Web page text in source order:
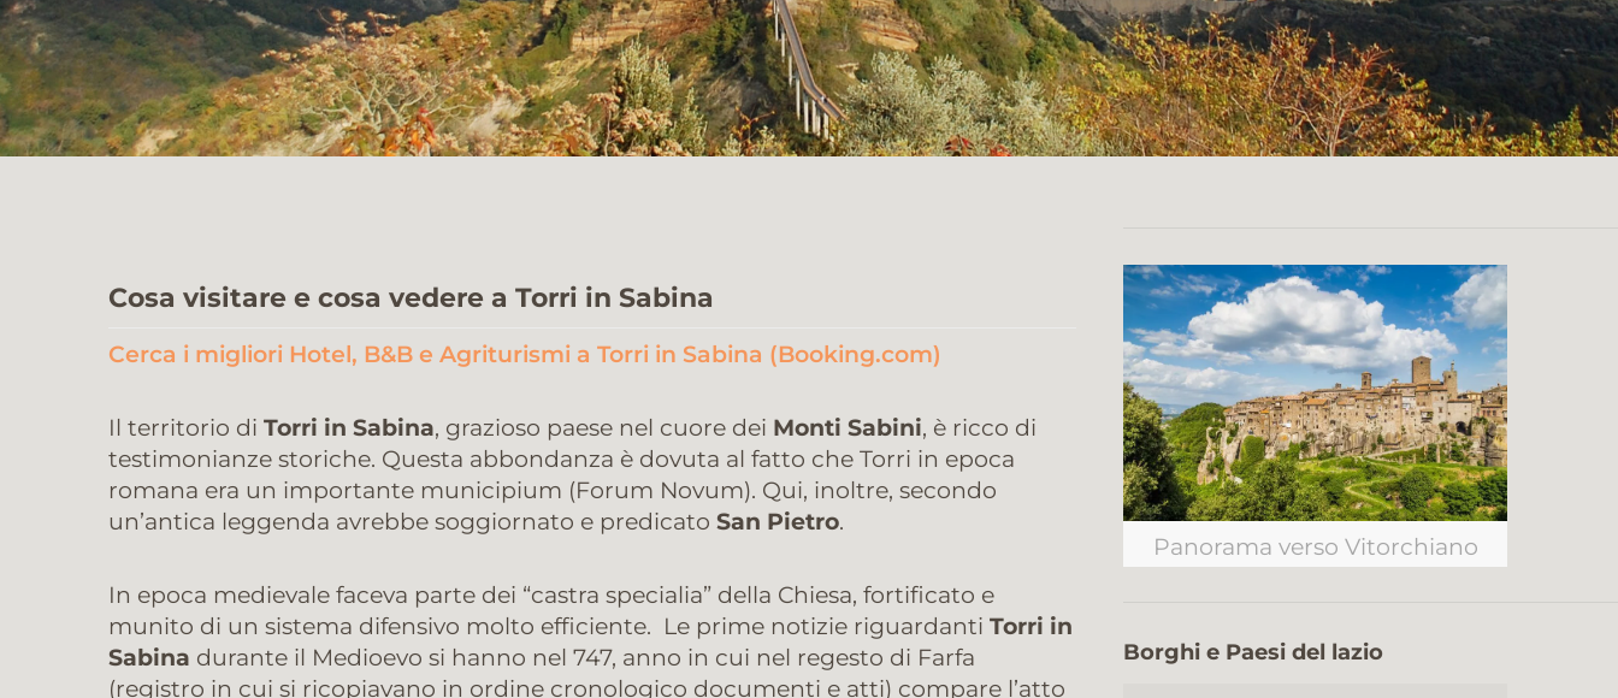
Cosa visitare e cosa vedere a Torri in Sabina
Cerca i migliori Hotel, B&B e Agriturismi a Torri in Sabina (Booking.com)
Il territorio diTorri in Sabina, grazioso paese nel cuore dei Monti Sabini, è ricco di
testimonianze storiche. Questa abbondanza è dovuta al fatto che Torri in epoca
romana era un importante municipium (Forum Novum). Qui, inoltre, secondo
un’antica leggenda avrebbe soggiornato e predicatoSan Pietro.
In epoca medievale faceva parte dei “castra specialia” della Chiesa, fortificato e
munito di un sistema difensivo molto efficiente. Le prime notizie riguardantiTorri in
Sabina durante il Medioevo si hanno nel 747, anno in cui nel regesto di Farfa
(registro in cui si ricopiavano in ordine cronologico documenti e atti) compare l’atto
Panorama verso Vitorchiano
Borghi e Paesi del lazio